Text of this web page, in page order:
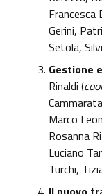
Francesca
Gerini,
Setola,
Gestione
Rinaldi (
Marco
Rosanna
Luciano
Turchi,